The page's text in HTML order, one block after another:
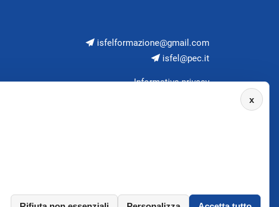
isfelformazione@gmail.com
isfel@pec.it
Informativa privacy
x